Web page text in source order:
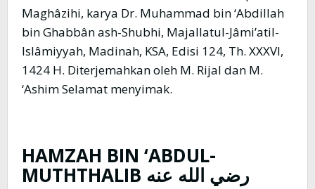
Maghâzihi, karya Dr. Muhammad bin ‘Abdillah
bin Ghabbân ash-Shubhi, Majallatul-Jâmi’atil-
Islâmiyyah, Madinah, KSA, Edisi 124, Th. XXXVI,
1424 H. Diterjemahkan oleh M. Rijal dan M.
‘Ashim Selamat menyimak.
HAMZAH BIN ‘ABDUL-
MUTHTHALIB رضي الله عنه